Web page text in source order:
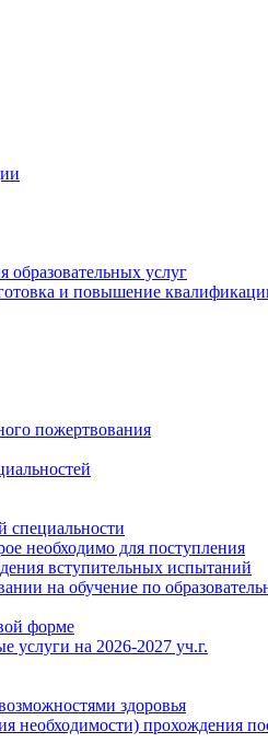
образовательных услуг
и повышение
пожертвования
специальности
необходимо для поступления
вступительных испытаний
на обучение по
форме
услуги на 2026-2027 уч.г.
здоровья
необходимости) прохождения